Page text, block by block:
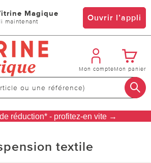
Magique
maintenant Ouvrir l’appli
Mon compteMon panier
réduction* - profitez-en vite →
textile